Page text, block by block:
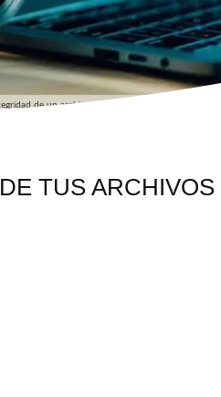
de un archivo con sha256sum antes de usarlo.
TUS ARCHIVOS